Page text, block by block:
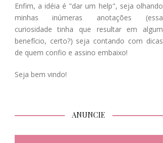
Enfim, a idéia é "dar um help", seja olhando
minhas inúmeras anotações (essa
curiosidade tinha que resultar em algum
benefício, certo?) seja contando com dicas
de quem confio e assino embaixo!
Seja bem vindo!
ANUNCIE